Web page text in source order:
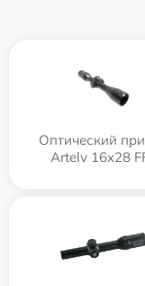
Оптический
Artelv 16x28